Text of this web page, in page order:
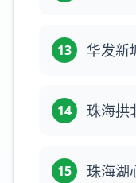
13 华发新
14 珠海拱
15 珠海湖